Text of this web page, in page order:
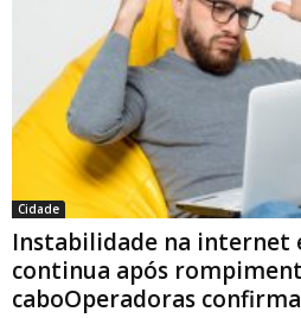
Cidade
Instabilidade na internet
continua após
caboOperadoras